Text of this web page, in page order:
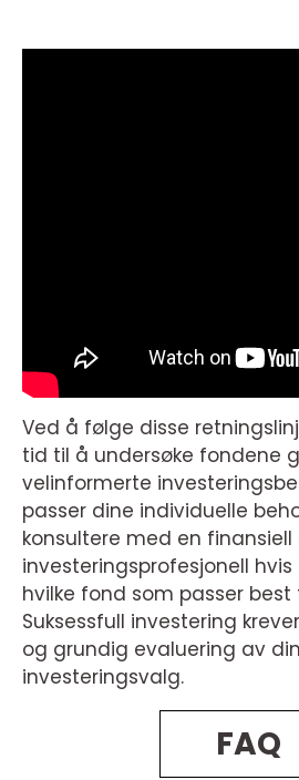
Ved å følge disse
tid til å undersøke fondene
velinformerte
passer dine individuelle
konsultere med en
investeringsprofesjonell hvis
hvilke fond som passer best
Suksessfull investering
og grundig evaluering av
investeringsvalg.
FAQ